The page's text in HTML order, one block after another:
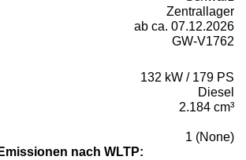
Zentrallager
ab ca. 07.12.2026
GW-V1762
132 kW / 179 PS
Diesel
2.184 cm³
1 (None)
nach WLTP: